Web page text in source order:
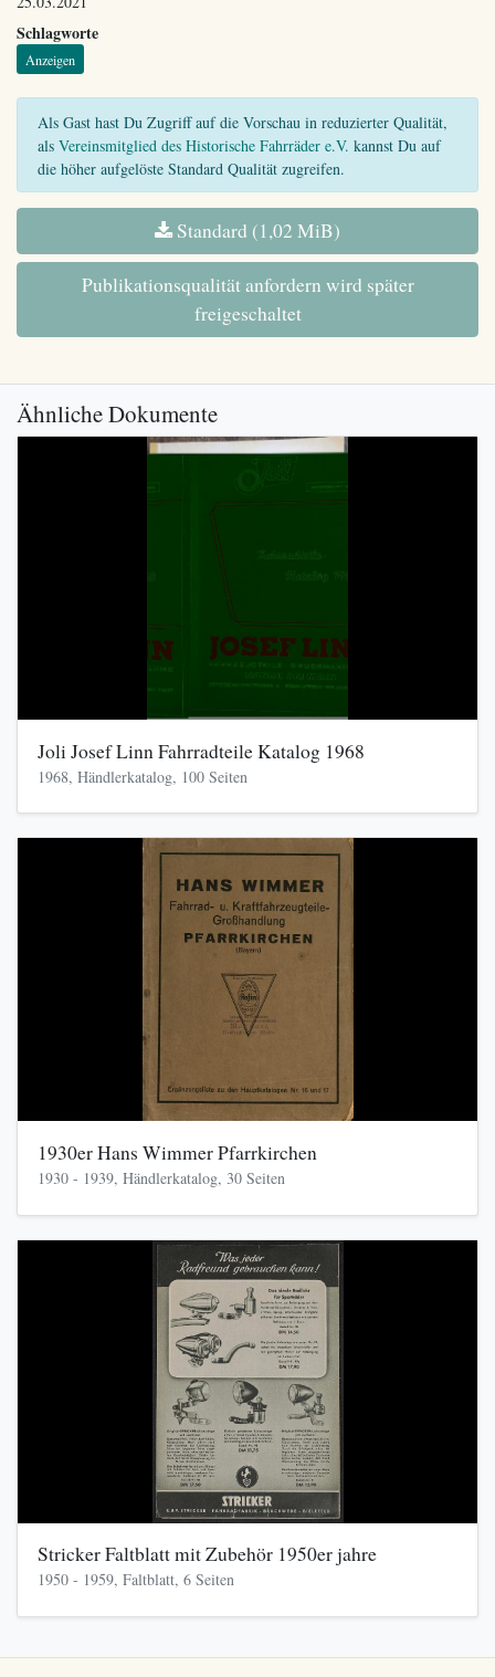
Schlagworte
Anzeigen
Als Gast hast Du Zugriff auf die Vorschau in reduzierter Qualität,
als Vereinsmitglied des Historische Fahrräder e.V. kannst Du auf
die höher aufgelöste Standard Qualität zugreifen.
Standard (1,02 MiB)
Publikationsqualität anfordern wird später
freigeschaltet
Ähnliche Dokumente
Joli Josef Linn Fahrradteile Katalog 1968
1968, Händlerkatalog, 100 Seiten
1930er Hans Wimmer Pfarrkirchen
1930 - 1939, Händlerkatalog, 30 Seiten
Stricker Faltblatt mit Zubehör 1950er jahre
1950 - 1959, Faltblatt, 6 Seiten